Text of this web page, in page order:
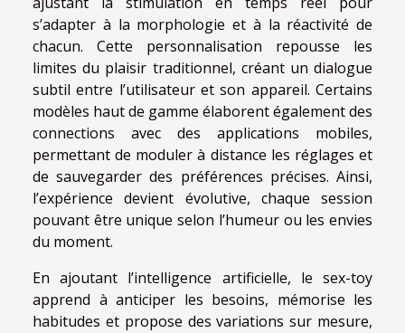
s’adapter à la morphologie et à la réactivité de
chacun. Cette personnalisation repousse les
limites du plaisir traditionnel, créant un dialogue
subtil entre l’utilisateur et son appareil. Certains
modèles haut de gamme élaborent également des
connections avec des applications mobiles,
permettant de moduler à distance les réglages et
de sauvegarder des préférences précises. Ainsi,
l’expérience devient évolutive, chaque session
pouvant être unique selon l’humeur ou les envies
du moment.
En ajoutant l’intelligence artificielle, le sex-toy
apprend à anticiper les besoins, mémorise les
habitudes et propose des variations sur mesure,